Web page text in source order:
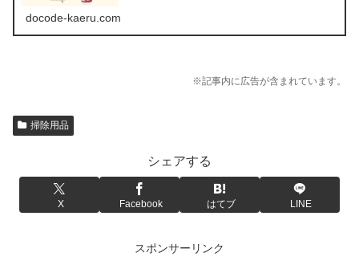
docode-kaeru.com
※記事内に広告が含まれています。
掃除用品
シェアする
X Facebook はてブ LINE
スポンサーリンク